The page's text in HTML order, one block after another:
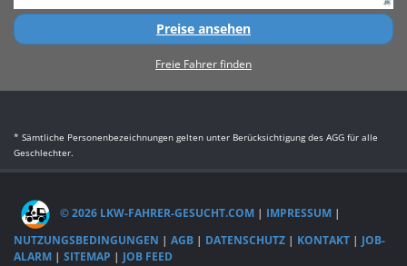
Preise ansehen
Freie Fahrer finden
* Sämtliche Personenbezeichnungen gelten unter Berücksichtigung des AGG für alle
Geschlechter.
© 2026 LKW-FAHRER-GESUCHT.COM | IMPRESSUM |
NUTZUNGSBEDINGUNGEN | AGB | DATENSCHUTZ | KONTAKT | JOB-
ALARM | SITEMAP | JOB FEED